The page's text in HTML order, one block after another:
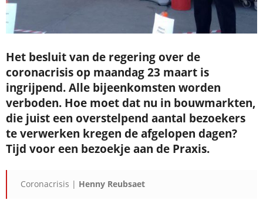
Het besluit van de regering over de
coronacrisis op maandag 23 maart is
ingrijpend. Alle bijeenkomsten worden
verboden. Hoe moet dat nu in bouwmarkten,
die juist een overstelpend aantal bezoekers
te verwerken kregen de afgelopen dagen?
Tijd voor een bezoekje aan de Praxis.
Coronacrisis | Henny Reubsaet
Je ontvangt een bevestiging in je mailbox.